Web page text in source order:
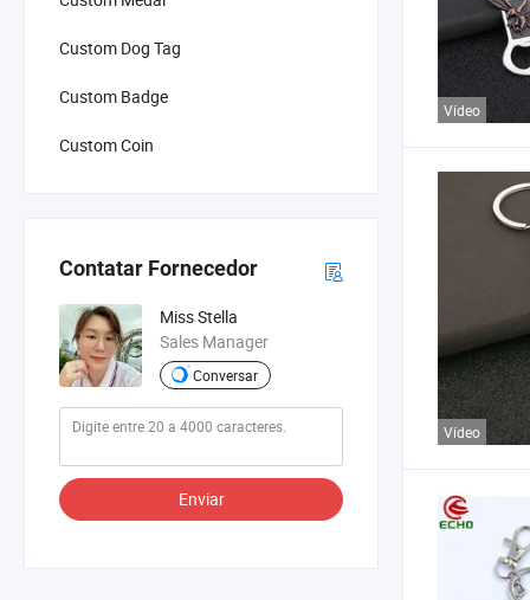
Custom Dog Tag
Custom Badge
Custom Coin
Contatar Fornecedor
Miss Stella
Sales Manager
Conversar
Enviar
Vídeo
Vídeo